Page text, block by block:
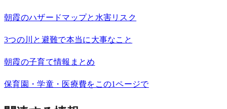
朝霞のハザードマップと水害リスク
3つの川と避難で本当に大事なこと
朝霞の子育て情報まとめ
保育園・学童・医療費をこの1ページで